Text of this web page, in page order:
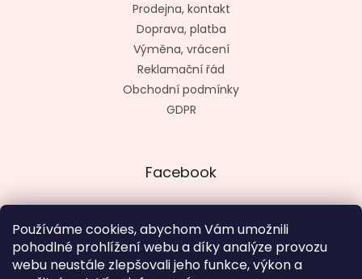
Používáme cookies, abychom Vám umožnili
pohodlné prohlížení webu a díky analýze provozu
webu neustále zlepšovali jeho funkce, výkon a
Prodejna, kontakt
Doprava, platba
Výměna, vrácení
Reklamační řád
Obchodní podmínky
GDPR
Facebook
Vytvořil kashop.cz